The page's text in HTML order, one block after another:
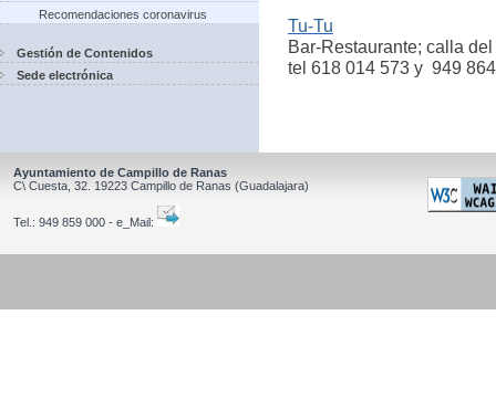
Recomendaciones coronavirus
Gestión de Contenidos
Sede electrónica
Tu-Tu
Bar-Restaurante; calla
tel 618 014 573 y 949
Ayuntamiento de Campillo de Ranas
C\ Cuesta, 32. 19223 Campillo de Ranas (Guadalajara)
Tel.: 949 859 000 - e_Mail: